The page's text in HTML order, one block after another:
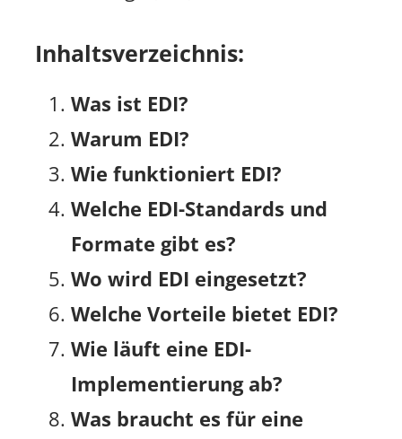
Inhaltsverzeichnis:
Was ist EDI?
Warum EDI?
Wie funktioniert EDI?
Welche EDI-Standards und
Formate gibt es?
Wo wird EDI eingesetzt?
Welche Vorteile bietet EDI?
Wie läuft eine EDI-
Implementierung ab?
Was braucht es für eine